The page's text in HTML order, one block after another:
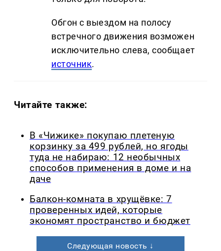
Обгон с выездом на полосу
встречного движения возможен
исключительно слева, сообщает
источник.
Читайте также:
В «Чижике» покупаю плетеную
корзинку за 499 рублей, но ягоды
туда не набираю: 12 необычных
способов применения в доме и на
даче
Балкон-комната в хрущёвке: 7
проверенных идей, которые
экономят пространство и бюджет
Следующая новость ↓